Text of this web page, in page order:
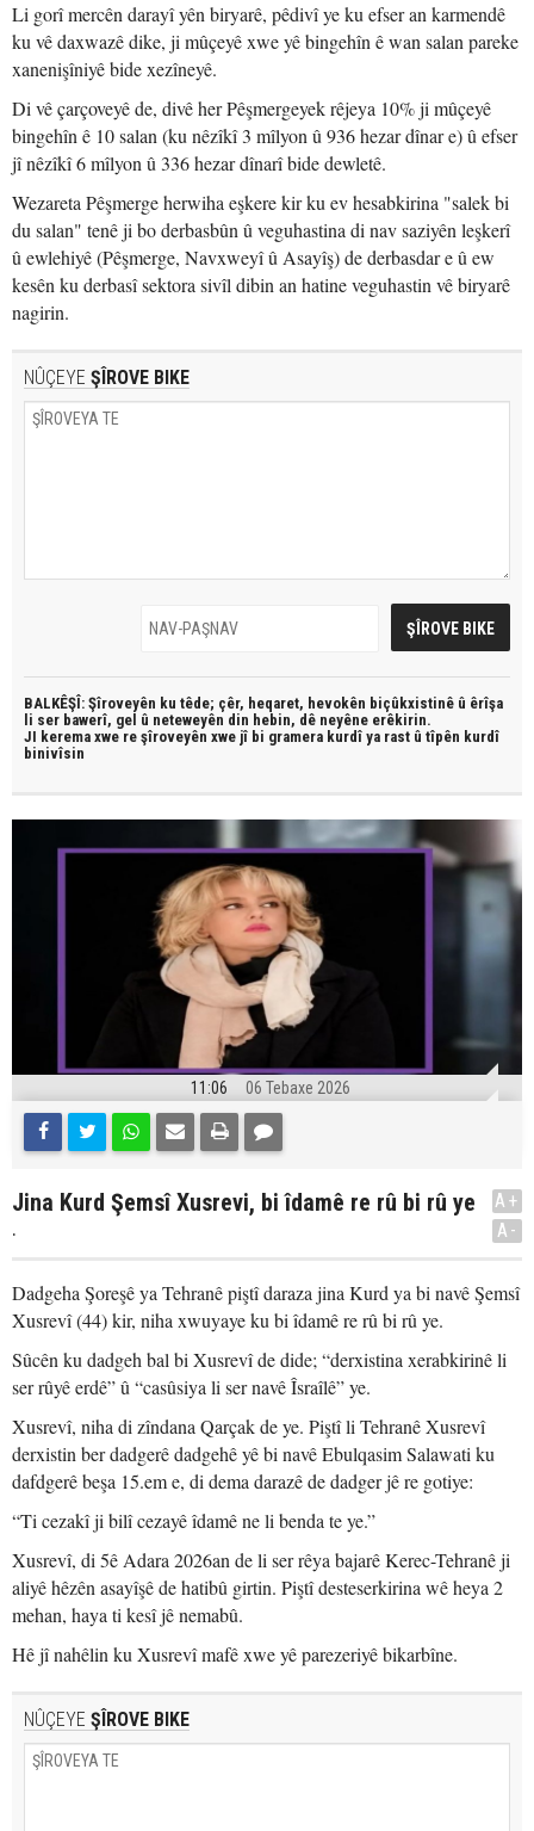
Li gorî mercên darayî yên biryarê, pêdivî ye ku efser an karmendê
ku vê daxwazê dike, ji mûçeyê xwe yê bingehîn ê wan salan pareke
xanenişîniyê bide xezîneyê.
Di vê çarçoveyê de, divê her Pêşmergeyek rêjeya 10% ji mûçeyê
bingehîn ê 10 salan (ku nêzîkî 3 mîlyon û 936 hezar dînar e) û efser
jî nêzîkî 6 mîlyon û 336 hezar dînarî bide dewletê.
Wezareta Pêşmerge herwiha eşkere kir ku ev hesabkirina "salek bi
du salan" tenê ji bo derbasbûn û veguhastina di nav saziyên leşkerî
û ewlehiyê (Pêşmerge, Navxweyî û Asayîş) de derbasdar e û ew
kesên ku derbasî sektora sivîl dibin an hatine veguhastin vê biryarê
nagirin.
NÛÇEYE ŞÎROVE BIKE
BALKÊŞÎ: Şîroveyên ku têde; çêr, heqaret, hevokên biçûkxistinê û êrîşa
li ser bawerî, gel û neteweyên din hebin, dê neyêne erêkirin.
JI kerema xwe re şîroveyên xwe jî bi gramera kurdî ya rast û tîpên kurdî
binivîsin
11:06 06 Tebaxe 2026
Jina Kurd Şemsî Xusrevi, bi îdamê re rû bi rû ye
.
A+
A-
Dadgeha Şoreşê ya Tehranê piştî daraza jina Kurd ya bi navê Şemsî
Xusrevî (44) kir, niha xwuyaye ku bi îdamê re rû bi rû ye.
Sûcên ku dadgeh bal bi Xusrevî de dide; “derxistina xerabkirinê li
ser rûyê erdê” û “casûsiya li ser navê Îsraîlê” ye.
Xusrevî, niha di zîndana Qarçak de ye. Piştî li Tehranê Xusrevî
derxistin ber dadgerê dadgehê yê bi navê Ebulqasim Salawati ku
dafdgerê beşa 15.em e, di dema darazê de dadger jê re gotiye:
“Ti cezakî ji bilî cezayê îdamê ne li benda te ye.”
Xusrevî, di 5ê Adara 2026an de li ser rêya bajarê Kerec-Tehranê ji
aliyê hêzên asayîşê de hatibû girtin. Piştî desteserkirina wê heya 2
mehan, haya ti kesî jê nemabû.
Hê jî nahêlin ku Xusrevî mafê xwe yê parezeriyê bikarbîne.
NÛÇEYE ŞÎROVE BIKE